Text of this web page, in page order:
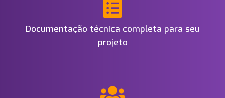
Documentação técnica completa para seu
projeto